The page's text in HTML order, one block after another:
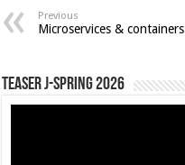
Previous
Microservices & containers
Teaser J-Spring 2026